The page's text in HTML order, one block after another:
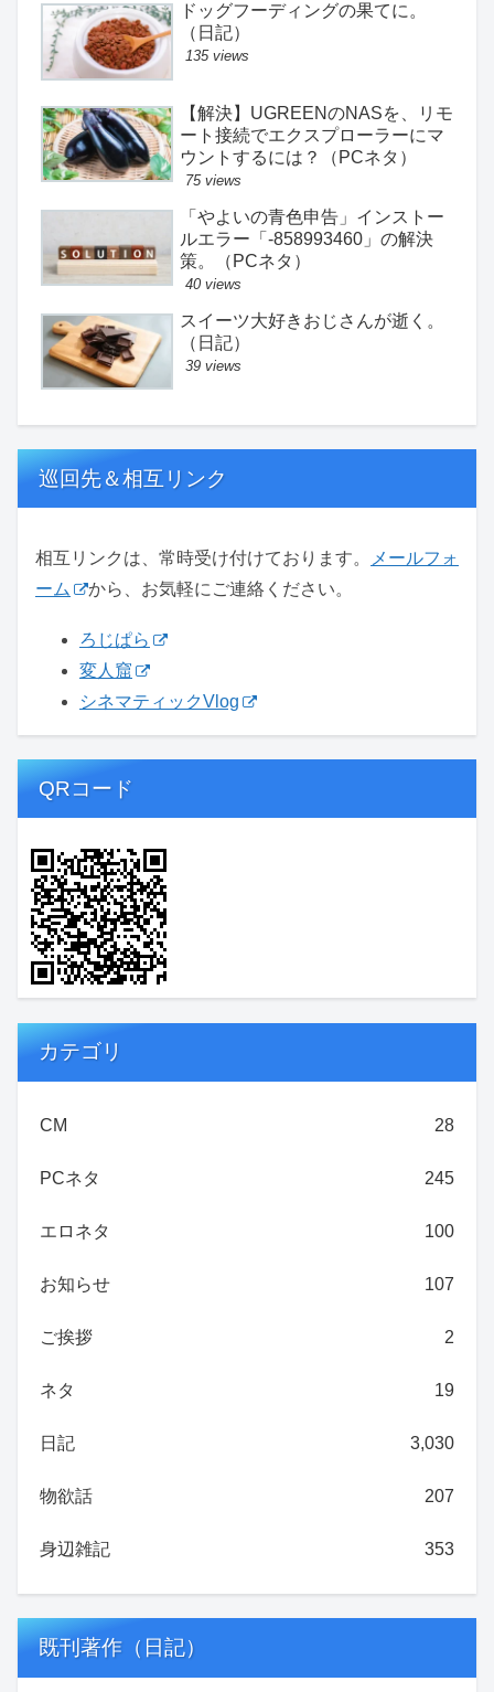
ドッグフーディングの果てに。
（日記）
135 views
【解決】UGREENのNASを、リモ
ート接続でエクスプローラーにマ
ウントするには？（PCネタ）
75 views
「やよいの青色申告」インストー
ルエラー「-858993460」の解決
策。（PCネタ）
40 views
スイーツ大好きおじさんが逝く。
（日記）
39 views
巡回先＆相互リンク
相互リンクは、常時受け付けております。
メールフォ
ーム
から、お気軽にご連絡ください。
ろじぱら
変人窟
シネマティックVlog
QRコード
カテゴリ
CM 28
PCネタ 245
エロネタ 100
お知らせ 107
ご挨拶 2
ネタ 19
日記 3,030
物欲話 207
身辺雑記 353
既刊著作（日記）